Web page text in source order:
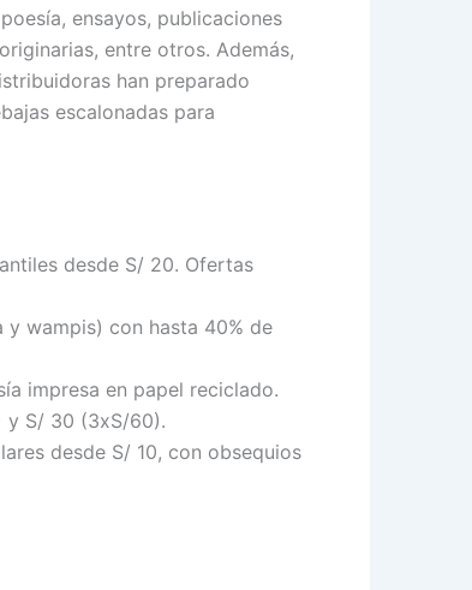
ensayos, publicaciones
entre otros. Además,
han preparado
escalonadas para
desde S/ 20. Ofertas
y wampis) con hasta 40% de
impresa en papel reciclado.
y S/ 30 (3xS/60).
desde S/ 10, con obsequios